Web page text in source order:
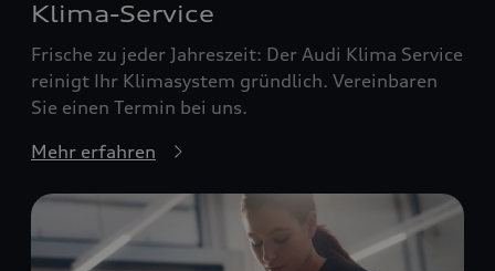
Klima-Service
Frische zu jeder Jahreszeit: Der Audi Klima Service
reinigt Ihr Klimasystem gründlich. Vereinbaren
Sie einen Termin bei uns.
Mehr erfahren